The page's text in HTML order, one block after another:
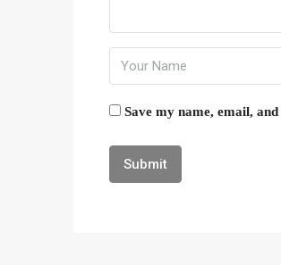
Save my name, email,